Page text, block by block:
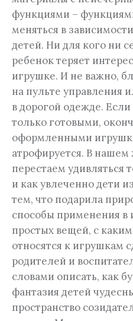
функциями –
меняться в
детей. Ни для кого ни
ребенок теряет
игрушке. И не важно,
на пульте управления
в дорогой одежде.
только готовыми,
оформленными
атрофируется. В
перестаем удивляться
и как увлеченно дети
тем, что подарила
способы применения в
простых вещей, с
относятся к игрушкам
родителей и
словами описать, как
фантазия детей
пространство